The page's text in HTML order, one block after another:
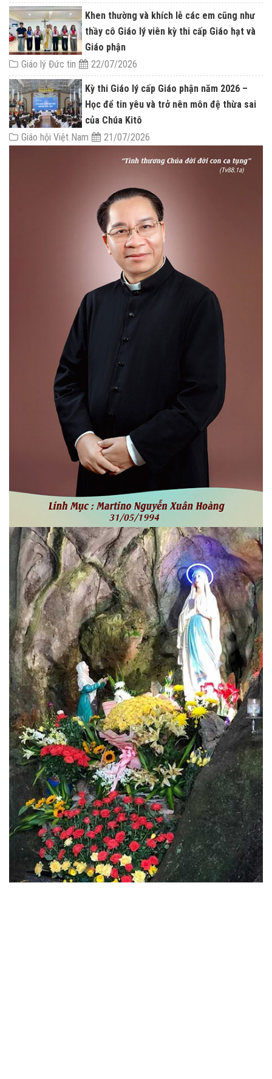
Khen thường và khích lễ các em cũng như
thầy cô Giáo lý viên kỳ thi cấp Giáo hạt và
Giáo phận
Giáo lý Đức tin
22/07/2026
Kỳ thi Giáo lý cấp Giáo phận năm 2026 –
Học để tin yêu và trở nên môn đệ thừa sai
của Chúa Kitô
Giáo hội Việt Nam
21/07/2026